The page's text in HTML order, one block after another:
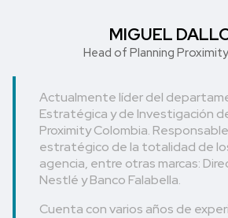
MIGUEL
Head of Planning
Actualmente líder del
Estratégica y de Investigación
Proximity Colombia.
estratégico de la totalidad de
agencia, entre otras marcas:
Nestlé y Banco Falabella.
Cuenta con varios años de